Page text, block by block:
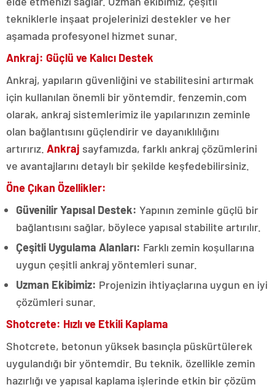
tekniklerle inşaat projelerinizi destekler ve her
aşamada profesyonel hizmet sunar.
Ankraj: Güçlü ve Kalıcı Destek
Ankraj, yapıların güvenliğini ve stabilitesini artırmak
için kullanılan önemli bir yöntemdir. fenzemin.com
olarak, ankraj sistemlerimiz ile yapılarınızın zeminle
olan bağlantısını güçlendirir ve dayanıklılığını
artırırız. Ankraj sayfamızda, farklı ankraj çözümlerini
ve avantajlarını detaylı bir şekilde keşfedebilirsiniz.
Öne Çıkan Özellikler:
Güvenilir Yapısal Destek: Yapının zeminle güçlü bir
bağlantısını sağlar, böylece yapısal stabilite artırılır.
Çeşitli Uygulama Alanları: Farklı zemin koşullarına
uygun çeşitli ankraj yöntemleri sunar.
Uzman Ekibimiz: Projenizin ihtiyaçlarına uygun en iyi
çözümleri sunar.
Shotcrete: Hızlı ve Etkili Kaplama
Shotcrete, betonun yüksek basınçla püskürtülerek
uygulandığı bir yöntemdir. Bu teknik, özellikle zemin
hazırlığı ve yapısal kaplama işlerinde etkin bir çözüm